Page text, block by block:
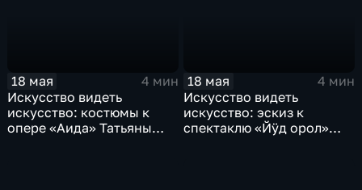
18 мая
4 мин
Искусство видеть
искусство: костюмы к
опере «Аида» Татьяны
18 мая
4 мин
Искусство видеть
искусство: эскиз к
спектаклю «Йÿд орол»